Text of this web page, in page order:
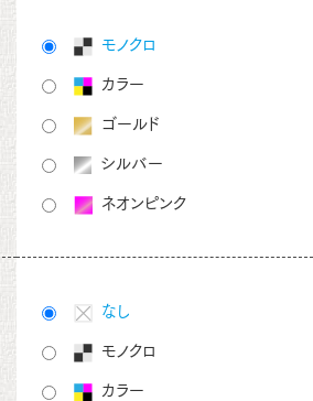
モノクロ
カラー
ゴールド
シルバー
ネオンピンク
なし
モノクロ
カラー